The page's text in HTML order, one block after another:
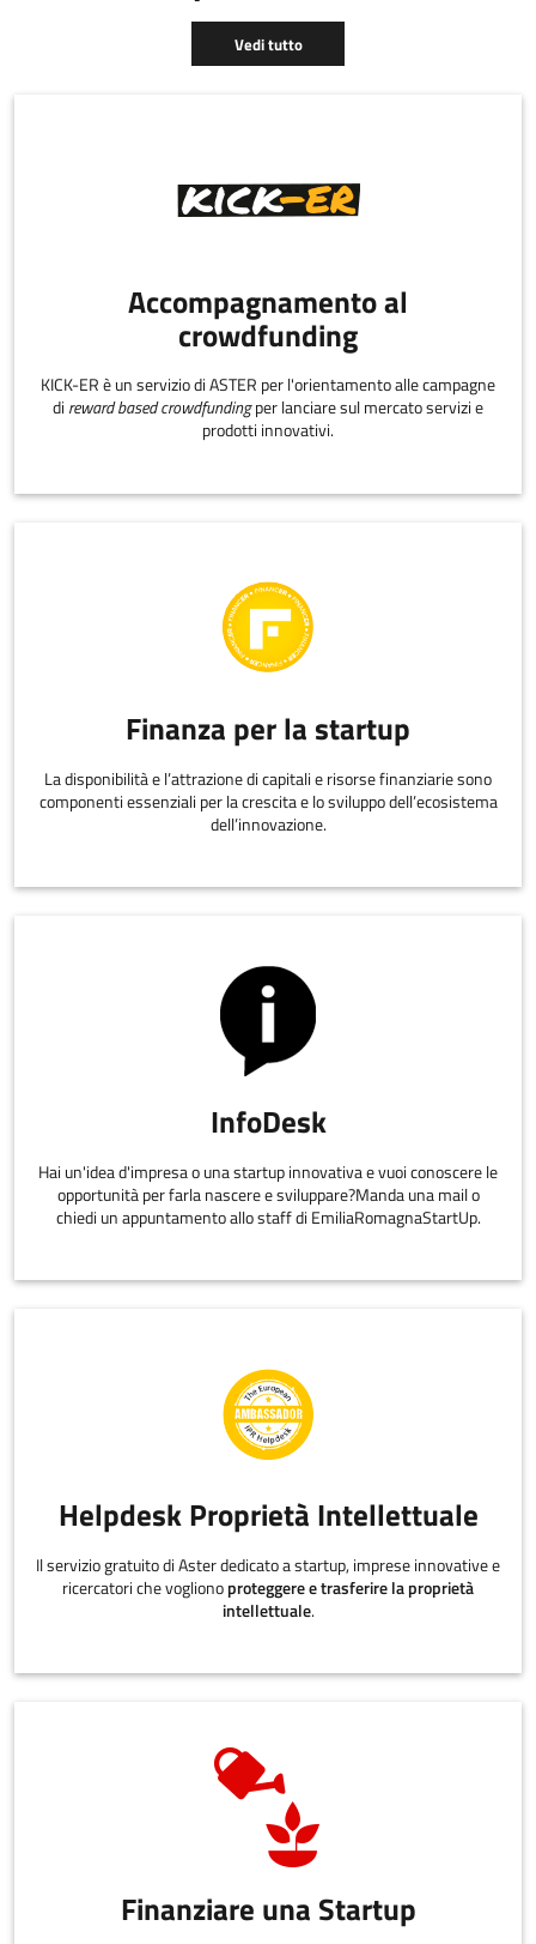
Vedi tutto
Accompagnamento al
crowdfunding
KICK-ER è un servizio di ASTER per l'orientamento alle campagne
di reward based crowdfundingper lanciare sul mercato servizi e
prodotti innovativi.
Finanza per la startup
La disponibilità e l’attrazione di capitali e risorse finanziarie sono
componenti essenziali per la crescita e lo sviluppo dell’ecosistema
dell’innovazione.
InfoDesk
Hai un'idea d'impresa o una startup innovativa e vuoi conoscere le
opportunità per farla nascere e sviluppare?Manda una mail o
chiedi un appuntamento allo staff di EmiliaRomagnaStartUp.
Helpdesk Proprietà Intellettuale
Il servizio gratuito di Aster dedicato a startup, imprese innovative e
ricercatori che voglionoproteggere e trasferire la proprietà
intellettuale.
Finanziare una Startup